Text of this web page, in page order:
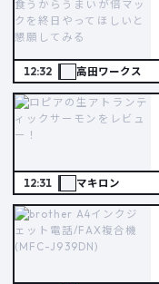
12:32 高田ワークス
12:31 マキロン